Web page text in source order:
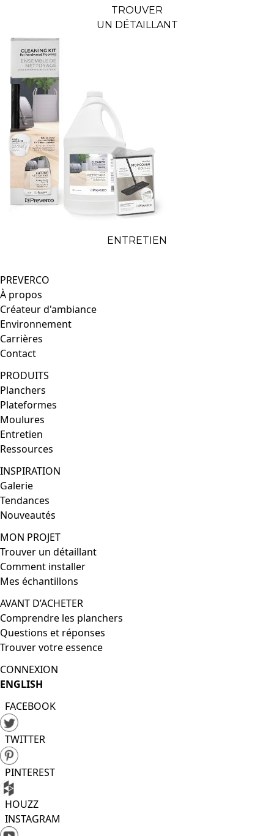
TROUVER
UN DÉTAILLANT
ENTRETIEN
PREVERCO
À propos
Créateur d'ambiance
Environnement
Carrières
Contact
PRODUITS
Planchers
Plateformes
Moulures
Entretien
Ressources
INSPIRATION
Galerie
Tendances
Nouveautés
MON PROJET
Trouver un détaillant
Comment installer
Mes échantillons
AVANT D’ACHETER
Comprendre les planchers
Questions et réponses
Trouver votre essence
CONNEXION
ENGLISH
FACEBOOK
TWITTER
PINTEREST
HOUZZ
INSTAGRAM